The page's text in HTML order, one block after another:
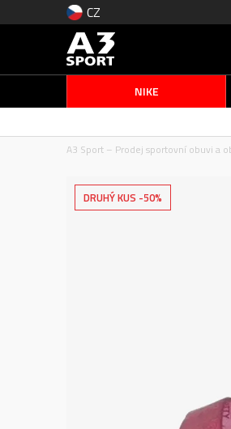
CZ
NIKE
A3 Sport – Prodej sportovní obuvi a
DRUHÝ KUS -50%